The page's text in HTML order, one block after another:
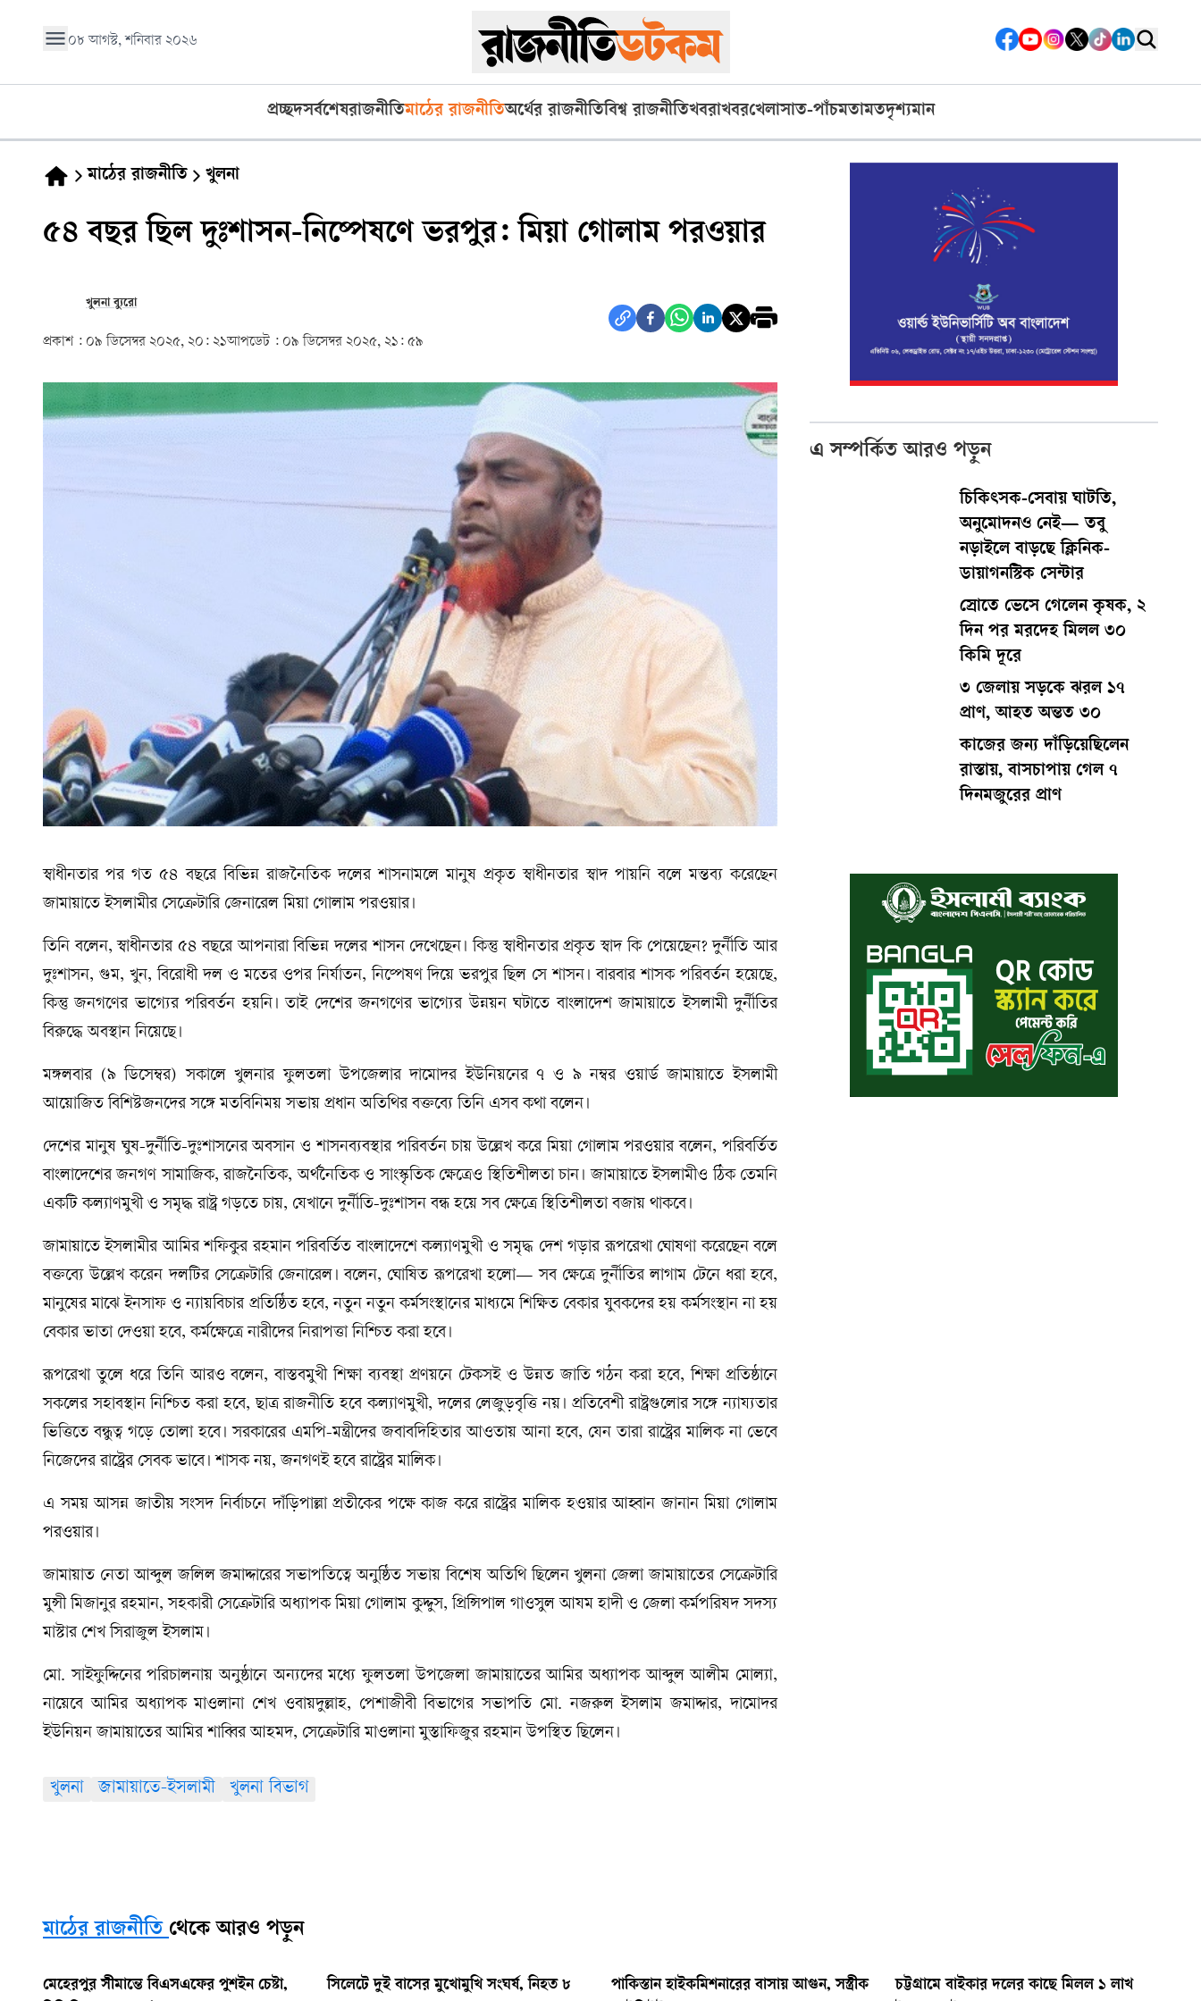
০৮ আগস্ট, শনিবার ২০২৬
প্রচ্ছদসর্বশেষরাজনীতিমাঠের রাজনীতিঅর্থের রাজনীতিবিশ্ব রাজনীতিখবরাখবরখেলাসাত-পাঁচমতামতদৃশ্যমান
মাঠের রাজনীতি খুলনা
৫৪ বছর ছিল দুঃশাসন-নিষ্পেষণে ভরপুর: মিয়া গোলাম পরওয়ার
খুলনা ব্যুরো
প্রকাশ : ০৯ ডিসেম্বর ২০২৫, ২০: ২১আপডেট : ০৯ ডিসেম্বর ২০২৫, ২১: ৫৯
স্বাধীনতার পর গত ৫৪ বছরে বিভিন্ন রাজনৈতিক দলের শাসনামলে মানুষ প্রকৃত স্বাধীনতার স্বাদ পায়নি বলে মন্তব্য করেছেন
জামায়াতে ইসলামীর সেক্রেটারি জেনারেল মিয়া গোলাম পরওয়ার।
তিনি বলেন, স্বাধীনতার ৫৪ বছরে আপনারা বিভিন্ন দলের শাসন দেখেছেন। কিন্তু স্বাধীনতার প্রকৃত স্বাদ কি পেয়েছেন? দুর্নীতি আর
দুঃশাসন, গুম, খুন, বিরোধী দল ও মতের ওপর নির্যাতন, নিষ্পেষণ দিয়ে ভরপুর ছিল সে শাসন। বারবার শাসক পরিবর্তন হয়েছে,
কিন্তু জনগণের ভাগ্যের পরিবর্তন হয়নি। তাই দেশের জনগণের ভাগ্যের উন্নয়ন ঘটাতে বাংলাদেশ জামায়াতে ইসলামী দুর্নীতির
বিরুদ্ধে অবস্থান নিয়েছে।
মঙ্গলবার (৯ ডিসেম্বর) সকালে খুলনার ফুলতলা উপজেলার দামোদর ইউনিয়নের ৭ ও ৯ নম্বর ওয়ার্ড জামায়াতে ইসলামী
আয়োজিত বিশিষ্টজনদের সঙ্গে মতবিনিময় সভায় প্রধান অতিথির বক্তব্যে তিনি এসব কথা বলেন।
দেশের মানুষ ঘুষ-দুর্নীতি-দুঃশাসনের অবসান ও শাসনব্যবস্থার পরিবর্তন চায় উল্লেখ করে মিয়া গোলাম পরওয়ার বলেন, পরিবর্তিত
বাংলাদেশের জনগণ সামাজিক, রাজনৈতিক, অর্থনৈতিক ও সাংস্কৃতিক ক্ষেত্রেও স্থিতিশীলতা চান। জামায়াতে ইসলামীও ঠিক তেমনি
একটি কল্যাণমুখী ও সমৃদ্ধ রাষ্ট্র গড়তে চায়, যেখানে দুর্নীতি-দুঃশাসন বন্ধ হয়ে সব ক্ষেত্রে স্থিতিশীলতা বজায় থাকবে।
জামায়াতে ইসলামীর আমির শফিকুর রহমান পরিবর্তিত বাংলাদেশে কল্যাণমুখী ও সমৃদ্ধ দেশ গড়ার রূপরেখা ঘোষণা করেছেন বলে
বক্তব্যে উল্লেখ করেন দলটির সেক্রেটারি জেনারেল। বলেন, ঘোষিত রূপরেখা হলো— সব ক্ষেত্রে দুর্নীতির লাগাম টেনে ধরা হবে,
মানুষের মাঝে ইনসাফ ও ন্যায়বিচার প্রতিষ্ঠিত হবে, নতুন নতুন কর্মসংস্থানের মাধ্যমে শিক্ষিত বেকার যুবকদের হয় কর্মসংস্থান না হয়
বেকার ভাতা দেওয়া হবে, কর্মক্ষেত্রে নারীদের নিরাপত্তা নিশ্চিত করা হবে।
রূপরেখা তুলে ধরে তিনি আরও বলেন, বাস্তবমুখী শিক্ষা ব্যবস্থা প্রণয়নে টেকসই ও উন্নত জাতি গঠন করা হবে, শিক্ষা প্রতিষ্ঠানে
সকলের সহাবস্থান নিশ্চিত করা হবে, ছাত্র রাজনীতি হবে কল্যাণমুখী, দলের লেজুড়বৃত্তি নয়। প্রতিবেশী রাষ্ট্রগুলোর সঙ্গে ন্যায্যতার
ভিত্তিতে বন্ধুত্ব গড়ে তোলা হবে। সরকারের এমপি-মন্ত্রীদের জবাবদিহিতার আওতায় আনা হবে, যেন তারা রাষ্ট্রের মালিক না ভেবে
নিজেদের রাষ্ট্রের সেবক ভাবে। শাসক নয়, জনগণই হবে রাষ্ট্রের মালিক।
এ সময় আসন্ন জাতীয় সংসদ নির্বাচনে দাঁড়িপাল্লা প্রতীকের পক্ষে কাজ করে রাষ্ট্রের মালিক হওয়ার আহ্বান জানান মিয়া গোলাম
পরওয়ার।
জামায়াত নেতা আব্দুল জলিল জমাদ্দারের সভাপতিত্বে অনুষ্ঠিত সভায় বিশেষ অতিথি ছিলেন খুলনা জেলা জামায়াতের সেক্রেটারি
মুন্সী মিজানুর রহমান, সহকারী সেক্রেটারি অধ্যাপক মিয়া গোলাম কুদ্দুস, প্রিন্সিপাল গাওসুল আযম হাদী ও জেলা কর্মপরিষদ সদস্য
মাস্টার শেখ সিরাজুল ইসলাম।
মো. সাইফুদ্দিনের পরিচালনায় অনুষ্ঠানে অন্যদের মধ্যে ফুলতলা উপজেলা জামায়াতের আমির অধ্যাপক আব্দুল আলীম মোল্যা,
নায়েবে আমির অধ্যাপক মাওলানা শেখ ওবায়দুল্লাহ, পেশাজীবী বিভাগের সভাপতি মো. নজরুল ইসলাম জমাদ্দার, দামোদর
ইউনিয়ন জামায়াতের আমির শাব্বির আহমদ, সেক্রেটারি মাওলানা মুস্তাফিজুর রহমান উপস্থিত ছিলেন।
খুলনা জামায়াতে-ইসলামী খুলনা বিভাগ
এ সম্পর্কিত আরও পড়ুন
চিকিৎসক-সেবায় ঘাটতি,
অনুমোদনও নেই— তবু
নড়াইলে বাড়ছে ক্লিনিক-
ডায়াগনস্টিক সেন্টার
স্রোতে ভেসে গেলেন কৃষক, ২
দিন পর মরদেহ মিলল ৩০
কিমি দূরে
৩ জেলায় সড়কে ঝরল ১৭
প্রাণ, আহত অন্তত ৩০
কাজের জন্য দাঁড়িয়েছিলেন
রাস্তায়, বাসচাপায় গেল ৭
দিনমজুরের প্রাণ
মাঠের রাজনীতি থেকে আরও পড়ুন
মেহেরপুর সীমান্তে বিএসএফের পুশইন চেষ্টা, সিলেটে দুই বাসের মুখোমুখি সংঘর্ষ, নিহত ৮ পাকিস্তান হাইকমিশনারের বাসায় আগুন, সস্ত্রীক চট্টগ্রামে বাইকার দলের কাছে মিলল ১ লাখ